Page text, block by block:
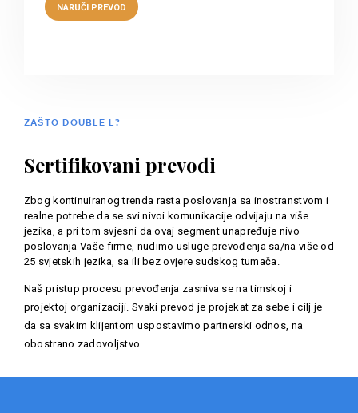
ZAŠTO DOUBLE L?
Sertifikovani prevodi
Zbog kontinuiranog trenda rasta poslovanja sa inostranstvom i
realne potrebe da se svi nivoi komunikacije odvijaju na više
jezika, a pri tom svjesni da ovaj segment unapređuje nivo
poslovanja Vaše firme, nudimo usluge prevođenja sa/na više od
25 svjetskih jezika, sa ili bez ovjere sudskog tumača.
Naš pristup procesu prevođenja zasniva se na timskoj i
projektoj organizaciji. Svaki prevod je projekat za sebe i cilj je
da sa svakim klijentom uspostavimo partnerski odnos, na
obostrano zadovoljstvo.